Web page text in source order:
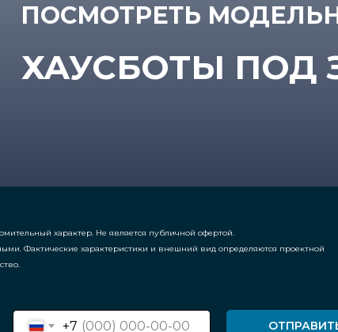
ХАУСБОТЫ ПОД
ПОСМОТРЕТЬ
характер. Не является публичной офертой.
Фактические характеристики и внешний вид определяются проектной
+7